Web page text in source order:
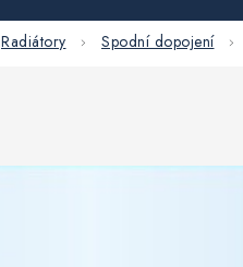
Radiátory Spodní dopojení